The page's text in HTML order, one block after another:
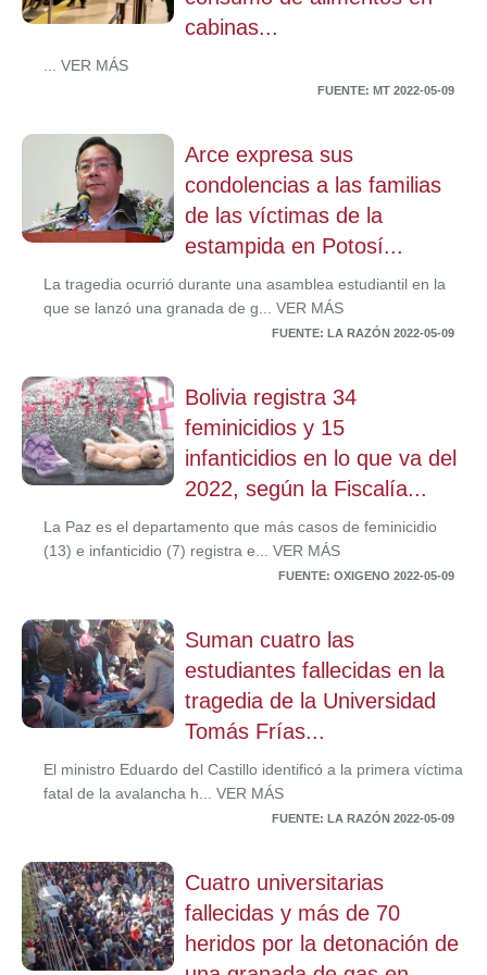
cabinas...
... VER MÁS
FUENTE: MT 2022-05-09
Arce expresa sus
condolencias a las familias
de las víctimas de la
estampida en Potosí...
La tragedia ocurrió durante una asamblea estudiantil en la
que se lanzó una granada de g... VER MÁS
FUENTE: LA RAZÓN 2022-05-09
Bolivia registra 34
feminicidios y 15
infanticidios en lo que va del
2022, según la Fiscalía...
La Paz es el departamento que más casos de feminicidio
(13) e infanticidio (7) registra e... VER MÁS
FUENTE: OXIGENO 2022-05-09
Suman cuatro las
estudiantes fallecidas en la
tragedia de la Universidad
Tomás Frías...
El ministro Eduardo del Castillo identificó a la primera víctima
fatal de la avalancha h... VER MÁS
FUENTE: LA RAZÓN 2022-05-09
Cuatro universitarias
fallecidas y más de 70
heridos por la detonación de